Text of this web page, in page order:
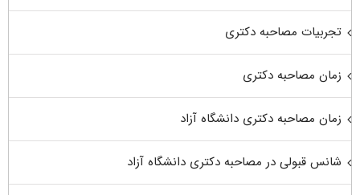
تجربیات مصاحبه دکتری
زمان مصاحبه دکتری
زمان مصاحبه دکتری دانشگاه آزاد
شانس قبولی در مصاحبه دکتری دانشگاه آزاد